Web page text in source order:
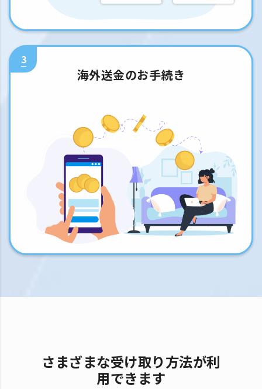
3
海外送金のお手続き
さまざまな受け取り方法が利
用できます